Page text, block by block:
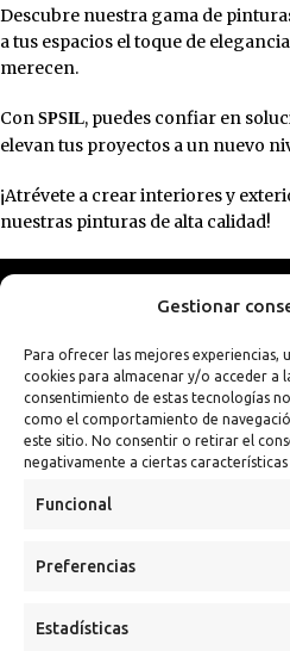
Gestionar
Para ofrecer las mejores experiencias,
cookies para almacenar y/o acceder a
consentimiento de estas tecnologías
como el comportamiento de
este sitio. No consentir o retirar el
negativamente a ciertas características
Funcional
Preferencias
Estadísticas
Descubre nuestra gama de
a tus espacios el toque de
merecen.
Con SPSIL, puedes confiar en
elevan tus proyectos a un nuevo
¡Atrévete a crear interiores y
nuestras pinturas de alta calidad!